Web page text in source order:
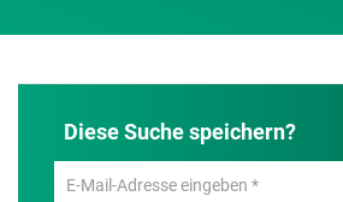
Diese Suche speichern?
Um